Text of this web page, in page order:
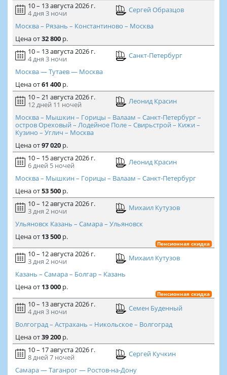
10 – 13 августа 2026 г.
4 дня 3 ночи
Сергей Образцов
Москва – Рязань – Константиново – Москва
Ценаот32 800р.
10 – 13 августа 2026 г.
4 дня 3 ночи
Санкт-Петербург
Москва — Тутаев — Москва
Ценаот61 400р.
10 – 21 августа 2026 г.
12 дней 11 ночей
Леонид Красин
Москва – Мышкин – Горицы – Валаам – Санкт-Петербург –
остров Ореховый – Лодейное Поле – Свирьстрой – Кижи –
Кузино – Углич – Москва
Ценаот97 020р.
10 – 15 августа 2026 г.
6 дней 5 ночей
Леонид Красин
Москва – Мышкин – Горицы – Валаам – Санкт-Петербург
Ценаот53 500р.
10 – 12 августа 2026 г.
3 дня 2 ночи
Михаил Кутузов
Ульяновск Казань – Самара – Ульяновск
Ценаот 13 500р.
Пенсионная скидка
10 – 12 августа 2026 г.
3 дня 2 ночи
Михаил Кутузов
Казань – Самара – Болгар – Казань
Ценаот 13 000р.
Пенсионная скидка
10 – 13 августа 2026 г.
4 дня 3 ночи
Семен Буденный
Волгоград – Астрахань – Никольское – Волгоград
Ценаот39 200р.
10 – 17 августа 2026 г.
8 дней 7 ночей
Сергей Кучкин
Самара — Таганрог — Ростов-на-Дону